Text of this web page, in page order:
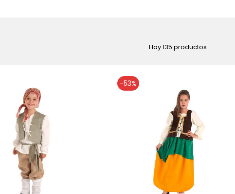
Hay 135 productos.
-53%